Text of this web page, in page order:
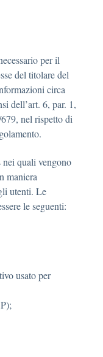
per il
del titolare del
circa
dell’art. 6, par. 1,
nel rispetto di
quali vengono
maniera
utenti. Le
le seguenti:
usato per